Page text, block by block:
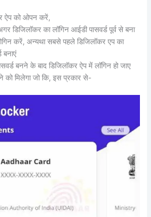
ऐप को ओपन करें,
डिजिलॉकर का लॉगिन आईडी पासवर्ड पूर्व से बना
करें, अन्यथा सबसे पहले डिजिलॉकर एप का
बनाएं
बनने के बाद डिजिलॉकर ऐप में लॉगिन हो जाए
को मिलेगा जो कि, इस प्रकार से-